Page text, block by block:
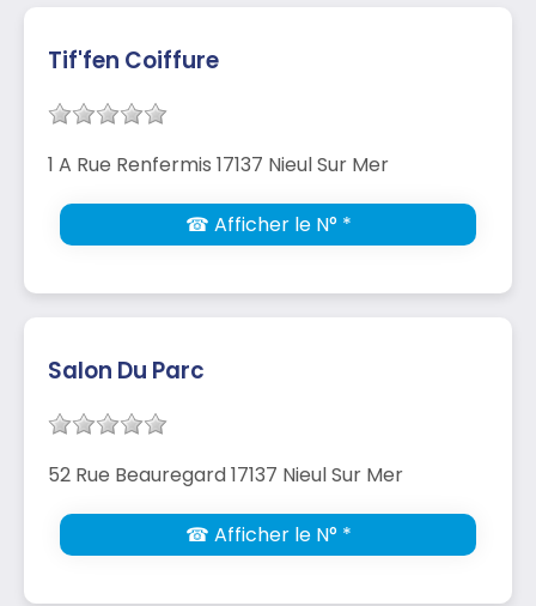
Tif'fen Coiffure
1 A Rue Renfermis 17137 Nieul Sur Mer
☎ Afficher le N° *
Salon Du Parc
52 Rue Beauregard 17137 Nieul Sur Mer
☎ Afficher le N° *